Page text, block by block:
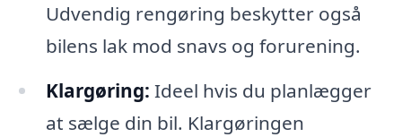
Udvendig rengøring beskytter også
bilens lak mod snavs og forurening.
Klargøring: Ideel hvis du planlægger
at sælge din bil. Klargøringen